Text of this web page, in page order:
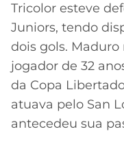
ATLÉTICO
MG
CRUZEIRO
Tricolor esteve
Juniors, tendo
dois gols.
jogador de 32
da Copa
atuava pelo San
antecedeu sua